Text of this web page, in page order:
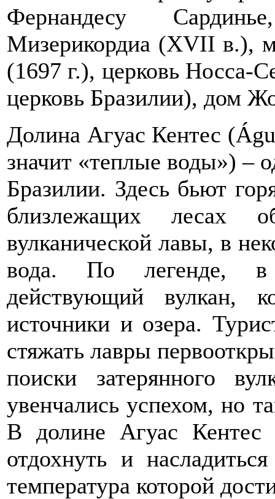
Фернандесу
Мизерикордиа (XVII в.),
(1697 г.), церковь Носса-
церковь Бразилии), дом
Долина Агуас Кентес
значит «теплые воды») –
Бразилии. Здесь бьют
близлежащих лесах
вулканической лавы, в
вода. По легенде, в
действующий вулкан,
источники и озера.
стяжать лавры
поиски затерянного
увенчались успехом, но
В долине Агуас Кентес
отдохнуть и
температура которой